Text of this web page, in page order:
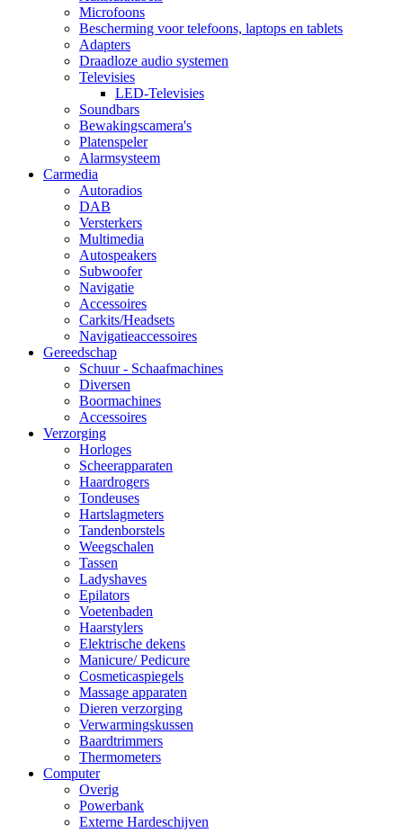
Microfoons
Bescherming voor telefoons, laptops en tablets
Adapters
Draadloze audio systemen
Televisies
LED-Televisies
Soundbars
Bewakingscamera's
Platenspeler
Alarmsysteem
Carmedia
Autoradios
DAB
Versterkers
Multimedia
Autospeakers
Subwoofer
Navigatie
Accessoires
Carkits/Headsets
Navigatieaccessoires
Gereedschap
Schuur - Schaafmachines
Diversen
Boormachines
Accessoires
Verzorging
Horloges
Scheerapparaten
Haardrogers
Tondeuses
Hartslagmeters
Tandenborstels
Weegschalen
Tassen
Ladyshaves
Epilators
Voetenbaden
Haarstylers
Elektrische dekens
Manicure/ Pedicure
Cosmeticaspiegels
Massage apparaten
Dieren verzorging
Verwarmingskussen
Baardtrimmers
Thermometers
Computer
Overig
Powerbank
Externe Hardeschijven